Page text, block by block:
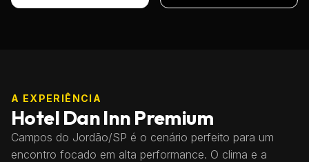
A EXPERIÊNCIA
Hotel Dan Inn Premium
Campos do Jordão/SP é o cenário perfeito para um
encontro focado em alta performance. O clima e a